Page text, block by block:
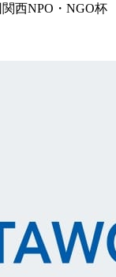
関西NPO・NGO杯